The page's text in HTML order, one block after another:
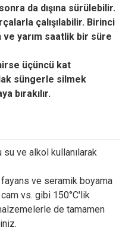
da dışına sürülebilir.
çalışılabilir. Birinci
yarım saatlik bir süre
üçüncü kat
süngerle silmek
bırakılır.
ve alkol kullanılarak
ve seramik boyama
vs. gibi 150°C'lik
de tamamen